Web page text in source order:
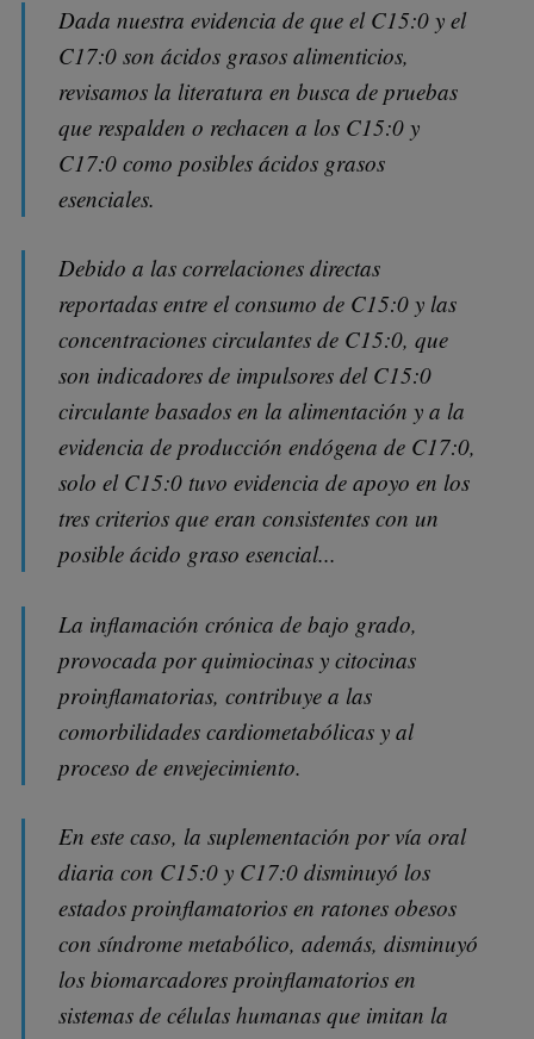
Dada nuestra evidencia de que el C15:0 y el
C17:0 son ácidos grasos alimenticios,
revisamos la literatura en busca de pruebas
que respalden o rechacen a los C15:0 y
C17:0 como posibles ácidos grasos
esenciales.
Debido a las correlaciones directas
reportadas entre el consumo de C15:0 y las
concentraciones circulantes de C15:0, que
son indicadores de impulsores del C15:0
circulante basados ​​en la alimentación y a la
evidencia de producción endógena de C17:0,
solo el C15:0 tuvo evidencia de apoyo en los
tres criterios que eran consistentes con un
posible ácido graso esencial...
La inflamación crónica de bajo grado,
provocada por quimiocinas y citocinas
proinflamatorias, contribuye a las
comorbilidades cardiometabólicas y al
proceso de envejecimiento.
En este caso, la suplementación por vía oral
diaria con C15:0 y C17:0 disminuyó los
estados proinflamatorios en ratones obesos
con síndrome metabólico, además, disminuyó
los biomarcadores proinflamatorios en
sistemas de células humanas que imitan la